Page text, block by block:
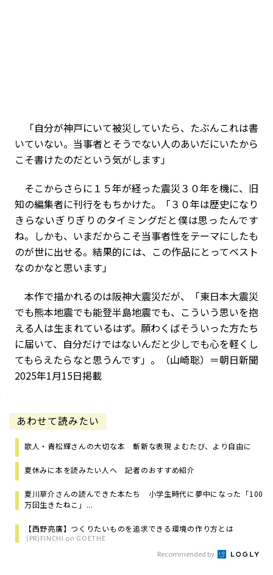
「自分が神戸にいて被災していたら、たぶんこれは書
いていない。当事者とそうでない人のあいだにいたから
こそ書けたのだという気がします」
そこからさらに１５年が経った震災３０年を機に、旧
知の編集者に刊行をもちかけた。「３０年は歴史になり
きらないぎりぎりのタイミングだと僕は思ったんです
ね。しかも、いまだからこそ当事者性をテーマにしたも
のが世に出せる。結果的には、この作品にとってベスト
なのかなと思います」
本作で描かれるのは阪神大震災だが、「東日本大震災
でも熊本地震でも能登半島地震でも、こういう思いを抱
える人は生まれているはず。願わくばそういった方たち
に届いて、自分だけではないんだと少しでも心を軽くし
てもらえたらなと思うんです」。（山崎聡）＝朝日新聞
2025年1月15日掲載
あわせて読みたい
歌人・青松輝さんの大切な本 斬新な表現 よむたび、より自由に
夏休みに本を読みたい人へ 記者のおすすめ紹介
夏川草介さんの読んできた本たち 小学生時代に夢中になった「100
万回生きたねこ」...
【西野亮廣】つくりたいものを追求できる環境の作り方とは
(PR)FINCHI on GOETHE
Recommended by